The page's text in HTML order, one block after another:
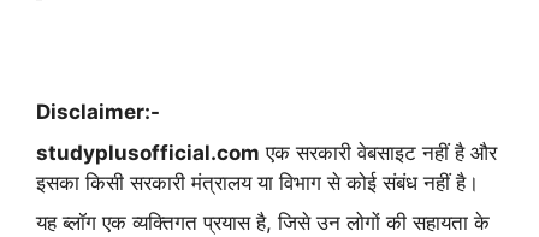
Disclaimer:-
studyplusofficial.com एक सरकारी वेबसाइट नहीं है और
इसका किसी सरकारी मंत्रालय या विभाग से कोई संबंध नहीं है।
यह ब्लॉग एक व्यक्तिगत प्रयास है, जिसे उन लोगों की सहायता के